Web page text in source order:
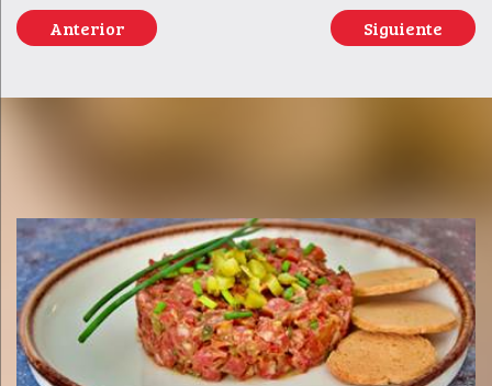
Anterior Siguiente